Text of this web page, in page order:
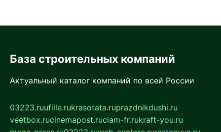
База строительных компаний
Актуальный каталог компаний по всей России
03223.ruufille.rukrasotata.ruprazdnikdushi.ru
veetbox.rucinemapost.ruciam-fr.rukraft-you.ru